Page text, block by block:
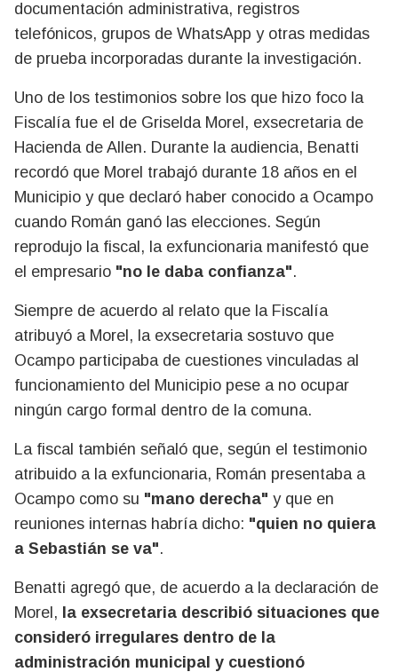
documentación administrativa, registros
telefónicos, grupos de WhatsApp y otras medidas
de prueba incorporadas durante la investigación.
Uno de los testimonios sobre los que hizo foco la
Fiscalía fue el de Griselda Morel, exsecretaria de
Hacienda de Allen. Durante la audiencia, Benatti
recordó que Morel trabajó durante 18 años en el
Municipio y que declaró haber conocido a Ocampo
cuando Román ganó las elecciones. Según
reprodujo la fiscal, la exfuncionaria manifestó que
el empresario "no le daba confianza".
Siempre de acuerdo al relato que la Fiscalía
atribuyó a Morel, la exsecretaria sostuvo que
Ocampo participaba de cuestiones vinculadas al
funcionamiento del Municipio pese a no ocupar
ningún cargo formal dentro de la comuna.
La fiscal también señaló que, según el testimonio
atribuido a la exfuncionaria, Román presentaba a
Ocampo como su "mano derecha" y que en
reuniones internas habría dicho: "quien no quiera
a Sebastián se va".
Benatti agregó que, de acuerdo a la declaración de
Morel, la exsecretaria describió situaciones que
consideró irregulares dentro de la
administración municipal y cuestionó